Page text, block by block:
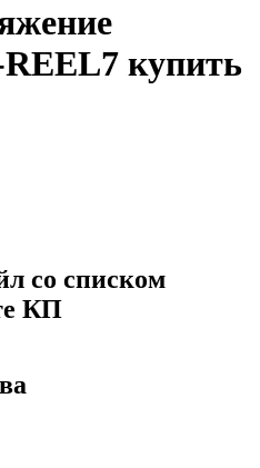
купить
со списком
КП